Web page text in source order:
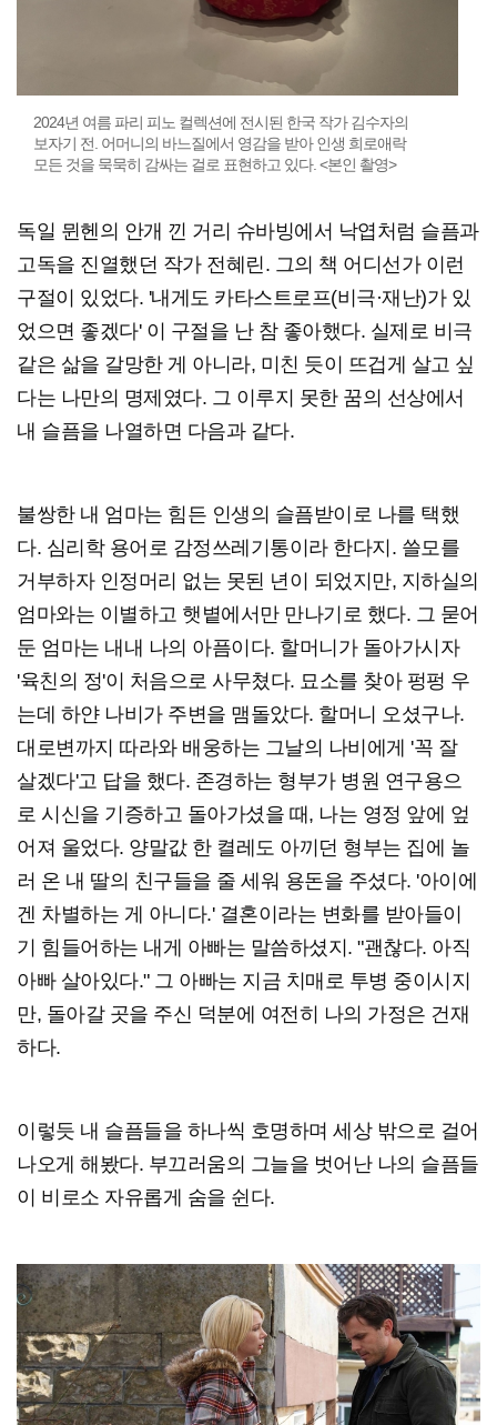
2024년 여름 파리 피노 컬렉션에 전시된 한국 작가 김수자의
보자기 전. 어머니의 바느질에서 영감을 받아 인생 희로애락
모든 것을 묵묵히 감싸는 걸로 표현하고 있다. <본인 촬영>
독일 뮌헨의 안개 낀 거리 슈바빙에서 낙엽처럼 슬픔과
고독을 진열했던 작가 전혜린. 그의 책 어디선가 이런
구절이 있었다. '내게도 카타스트로프(비극·재난)가 있
었으면 좋겠다' 이 구절을 난 참 좋아했다. 실제로 비극
같은 삶을 갈망한 게 아니라, 미친 듯이 뜨겁게 살고 싶
다는 나만의 명제였다. 그 이루지 못한 꿈의 선상에서
내 슬픔을 나열하면 다음과 같다.
불쌍한 내 엄마는 힘든 인생의 슬픔받이로 나를 택했
다. 심리학 용어로 감정쓰레기통이라 한다지. 쓸모를
거부하자 인정머리 없는 못된 년이 되었지만, 지하실의
엄마와는 이별하고 햇볕에서만 만나기로 했다. 그 묻어
둔 엄마는 내내 나의 아픔이다. 할머니가 돌아가시자
'육친의 정'이 처음으로 사무쳤다. 묘소를 찾아 펑펑 우
는데 하얀 나비가 주변을 맴돌았다. 할머니 오셨구나.
대로변까지 따라와 배웅하는 그날의 나비에게 '꼭 잘
살겠다'고 답을 했다. 존경하는 형부가 병원 연구용으
로 시신을 기증하고 돌아가셨을 때, 나는 영정 앞에 엎
어져 울었다. 양말값 한 켤레도 아끼던 형부는 집에 놀
러 온 내 딸의 친구들을 줄 세워 용돈을 주셨다. '아이에
겐 차별하는 게 아니다.' 결혼이라는 변화를 받아들이
기 힘들어하는 내게 아빠는 말씀하셨지. "괜찮다. 아직
아빠 살아있다." 그 아빠는 지금 치매로 투병 중이시지
만, 돌아갈 곳을 주신 덕분에 여전히 나의 가정은 건재
하다.
이렇듯 내 슬픔들을 하나씩 호명하며 세상 밖으로 걸어
나오게 해봤다. 부끄러움의 그늘을 벗어난 나의 슬픔들
이 비로소 자유롭게 숨을 쉰다.